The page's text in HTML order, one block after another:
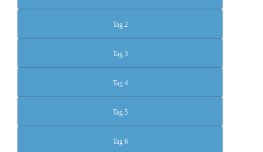
Tag 2
Tag 3
Tag 4
Tag 5
Tag 6